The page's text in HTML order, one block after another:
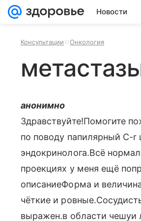
Новости
Консультации Онкология
анонимно
Здравствуйте!Помогите
по поводу папилярный C-r
эндокринолога.Всё
проекциях у меня ещё
описаниеФорма и
чёткие и
выражен.в области чешуи